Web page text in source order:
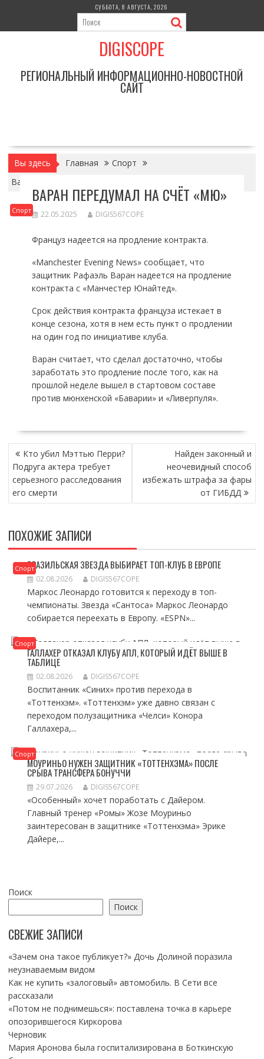
содержимому
СУББОТА, 8 АВГУСТА, 2026
DIGISCOPE
РЕГИОНАЛЬНЫЙ ИНФОРМАЦИОННО-НОВОСТНОЙ
САЙТ
Вы здесь Главная
Спорт
Варан передумал на счёт «МЮ»
Спорт
ВАРАН ПЕРЕДУМАЛ НА СЧЁТ «МЮ»
22.05.2025 DIGIS567COPE
Француз надеется на продление контракта.
«Manchester Evening News» сообщает, что
защитник Рафаэль Варан надеется на продление
контракта с «Манчестер Юнайтед».
Срок действия контракта француза истекает в
конце сезона, хотя в нем есть пункт о продлении
на один год по инициативе клуба.
Варан считает, что сделал достаточно, чтобы
заработать это продление после того, как на
прошлой неделе вышел в стартовом составе
против мюнхенской «Баварии» и «Ливерпуля».
НАВИГАЦИЯ
ПО
ЗАПИСЯМ
Кто убил Мэттью Перри?
Подруга актера требует
серьезного расследования
его смерти
Найден законный и
неочевидный способ
избежать штрафа за фары
от ГИБДД
ПОХОЖИЕ ЗАПИСИ
СпортБРАЗИЛЬСКАЯ ЗВЕЗДА ВЫБИРАЕТ ТОП-КЛУБ В ЕВРОПЕ
02.08.2026 DIGIS567COPE
Маркос Леонардо готовится к переходу в топ-
чемпионаты. Звезда «Сантоса» Маркос Леонардо
собирается переехать в Европу. «ESPN»...
Спорт
ГАЛЛАХЕР ОТКАЗАЛ КЛУБУ АПЛ, КОТОРЫЙ ИДЁТ ВЫШЕ В
ТАБЛИЦЕ
02.08.2026 DIGIS567COPE
Воспитанник «Синих» против перехода в
«Тоттенхэм». «Тоттенхэм» уже давно связан с
переходом полузащитника «Челси» Конора
Галлахера,...
Спорт
МОУРИНЬО НУЖЕН ЗАЩИТНИК «ТОТТЕНХЭМА» ПОСЛЕ
СРЫВА ТРАНСФЕРА БОНУЧЧИ
29.07.2026 DIGIS567COPE
«Особенный» хочет поработать с Дайером.
Главный тренер «Ромы» Жозе Моуриньо
заинтересован в защитнике «Тоттенхэма» Эрике
Дайере,...
Поиск
Поиск
СВЕЖИЕ ЗАПИСИ
«Зачем она такое публикует?» Дочь Долиной поразила
неузнаваемым видом
Как не купить «залоговый» автомобиль. В Сети все
рассказали
«Потом не поднимешься»: поставлена точка в карьере
опозорившегося Киркорова
Черновик
Мария Аронова была госпитализирована в Боткинскую